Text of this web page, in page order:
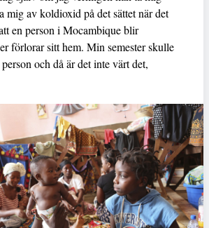
mig av koldioxid på det sättet när det
en person i Mocambique blir
förlorar sitt hem. Min semester skulle
och då är det inte värt det,